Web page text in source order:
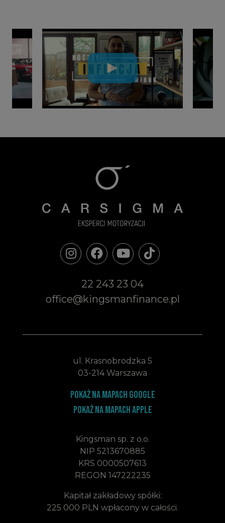
22 243 23 04
office@kingsmanfinance.pl
ul. Krasnobrodzka 5
03-214 Warszawa
Pokaż na mapach google
Pokaż na mapach apple
Kingsman sp. z o.o.
NIP 5213670885
KRS 0000507613
REGON 147222235
Kapitał zakładowy spółki:
225 000 PLN wpłacony w całości.